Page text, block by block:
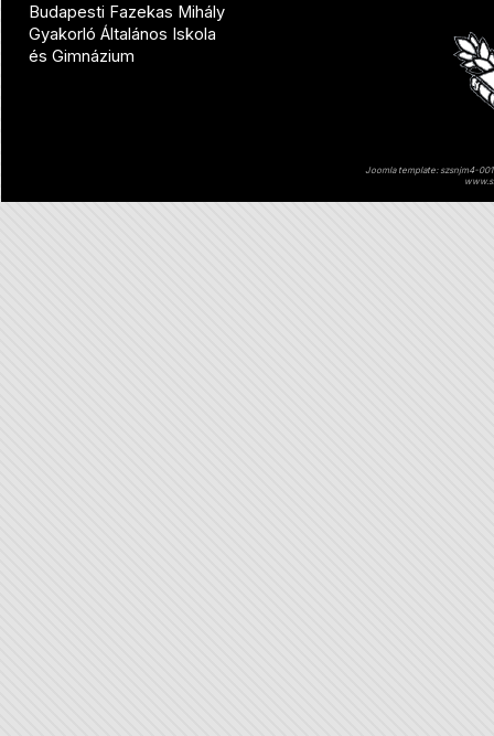
Budapesti Fazekas Mihály
Gyakorló Általános Iskola
és Gimnázium
Joomla template: szsnjm4-